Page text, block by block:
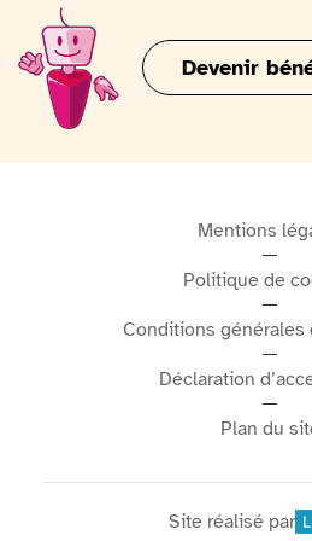
expérience à la fois éducative,
divertissante, idéale pour les
tous les amoureux du
Devenir
Mentions
Politique de
Conditions générales
Déclaration
Plan du
Site réalisé par